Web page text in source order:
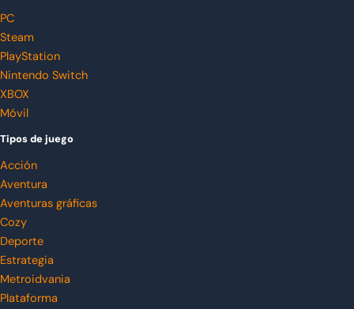
PC
Steam
PlayStation
Nintendo Switch
XBOX
Móvil
Tipos de juego
Acción
Aventura
Aventuras gráficas
Cozy
Deporte
Estrategia
Metroidvania
Plataforma